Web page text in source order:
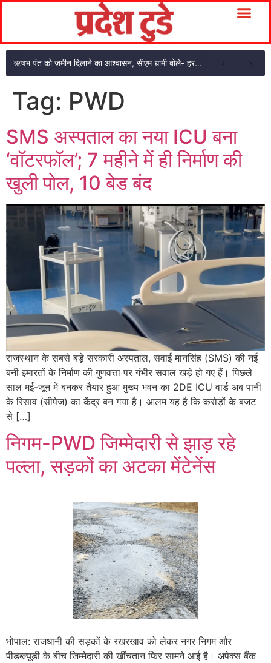
ऋषभ पंत को जमीन दिलाने का आश्वासन, सीएम धामी बोले- हरसंभव मदद करेंगे
Tag: PWD
SMS अस्पताल का नया ICU बना
‘वॉटरफॉल’; 7 महीने में ही निर्माण की
खुली पोल, 10 बेड बंद
राजस्थान के सबसे बड़े सरकारी अस्पताल, सवाई मानसिंह (SMS) की नई
बनी इमारतों के निर्माण की गुणवत्ता पर गंभीर सवाल खड़े हो गए हैं। पिछले
साल मई-जून में बनकर तैयार हुआ मुख्य भवन का 2DE ICU वार्ड अब पानी
के रिसाव (सीपेज) का केंद्र बन गया है। आलम यह है कि करोड़ों के बजट
से […]
निगम-PWD जिम्मेदारी से झाड़ रहे
पल्ला, सड़कों का अटका मेंटेनेंस
भोपाल: राजधानी की सड़कों के रखरखाव को लेकर नगर निगम और
पीडब्ल्यूडी के बीच जिम्मेदारी की खींचतान फिर सामने आई है। अपेक्स बैंक